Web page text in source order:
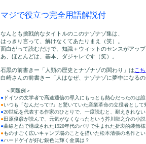
マジで役立つ完全用語解説付
なんとも挑戦的なタイトルのこのナゾナゾ集は、
はっきり言って、解けなくてあたりまえ（笑）。
面白がって読むだけで、知識＋ウィットのセンスがアップ
あ、ほとんどは、基本、ダジャレです（笑）。
石黒の前書きー「人類の歴史とナゾナゾの関わり」は こ
白崎さんの前書きー「人はなぜ、ナゾナゾに夢中になる
＜問題例＞
● ドイツの文学者で高速通信の導入にもっとも熱心だったのは誰
●いつも「なんだって!?」と驚いていた産業革命の立役者として
●20世紀を代表する作家のひとりで、一度読むと、耐えきれな
●田原俊彦が読んで、元気がなくなったという芥川龍之介の小説
●曲線と凸で構成された1920年代のパリで生まれた折衷的装飾様
● ものすごく広いキャンプ場のことを描いた松本清張の名作とい
●ハードゲイが好む銀色に輝く金属は？